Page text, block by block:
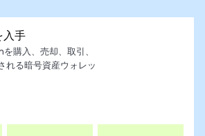
手
購入、売却、取引、
れる暗号資産ウォレッ